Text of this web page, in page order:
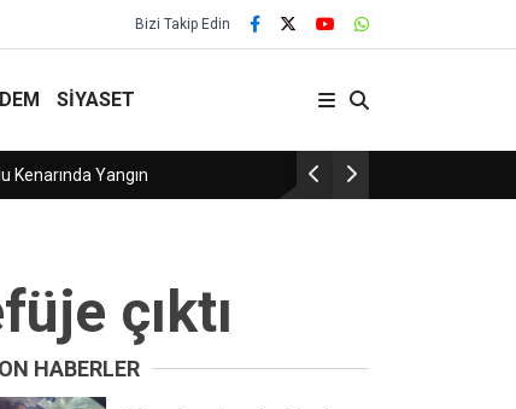
Bizi Takip Edin
SİYASET
Yamuklar Köyünün Acı Kaybı
çıktı
HABERLER